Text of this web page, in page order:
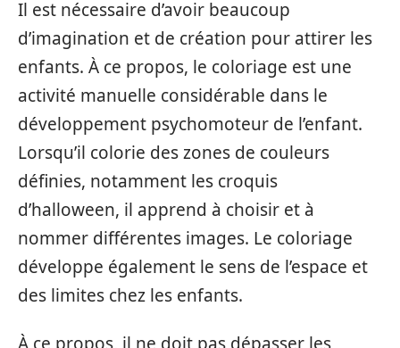
Il est nécessaire d’avoir beaucoup
d’imagination et de création pour attirer les
enfants. À ce propos, le coloriage est une
activité manuelle considérable dans le
développement psychomoteur de l’enfant.
Lorsqu’il colorie des zones de couleurs
définies, notamment les croquis
d’halloween, il apprend à choisir et à
nommer différentes images. Le coloriage
développe également le sens de l’espace et
des limites chez les enfants.